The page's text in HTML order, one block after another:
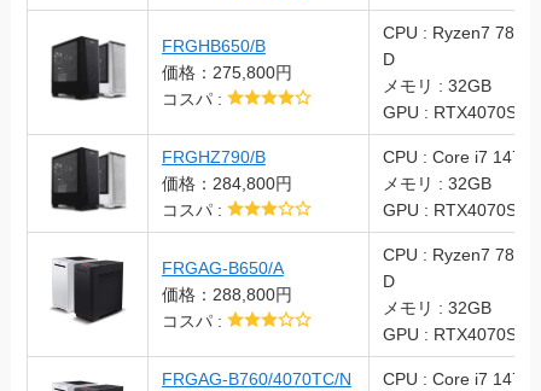
FRGHB650/B
価格：275,800円
コスパ :
CPU : Ryzen7
D
メモリ : 32GB
GPU :
FRGHZ790/B
価格：284,800円
コスパ :
CPU : Core i7
メモリ : 32GB
GPU :
FRGAG-B650/A
価格：288,800円
コスパ :
CPU : Ryzen7
D
メモリ : 32GB
GPU :
FRGAG-B760/4070TC/N
CPU : Core i7